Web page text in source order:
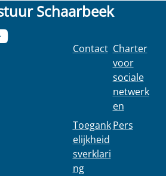
Schaarbeek
Contact
Toegank
elijkheid
sverklari
ng
Charter
voor
sociale
netwerk
en
Pers